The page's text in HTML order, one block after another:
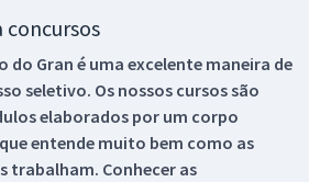
concursos
do Gran é uma excelente maneira de
seletivo. Os nossos cursos são
elaborados por um corpo
entende muito bem como as
trabalham. Conhecer as